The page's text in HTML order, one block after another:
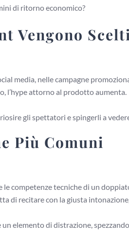
di ritorno economico?
Vengono
media, nelle campagne
l’hype attorno al prodotto aumenta.
gli spettatori e spingerli a
Più Comuni
le competenze tecniche di un
di recitare con la giusta
elemento di distrazione,